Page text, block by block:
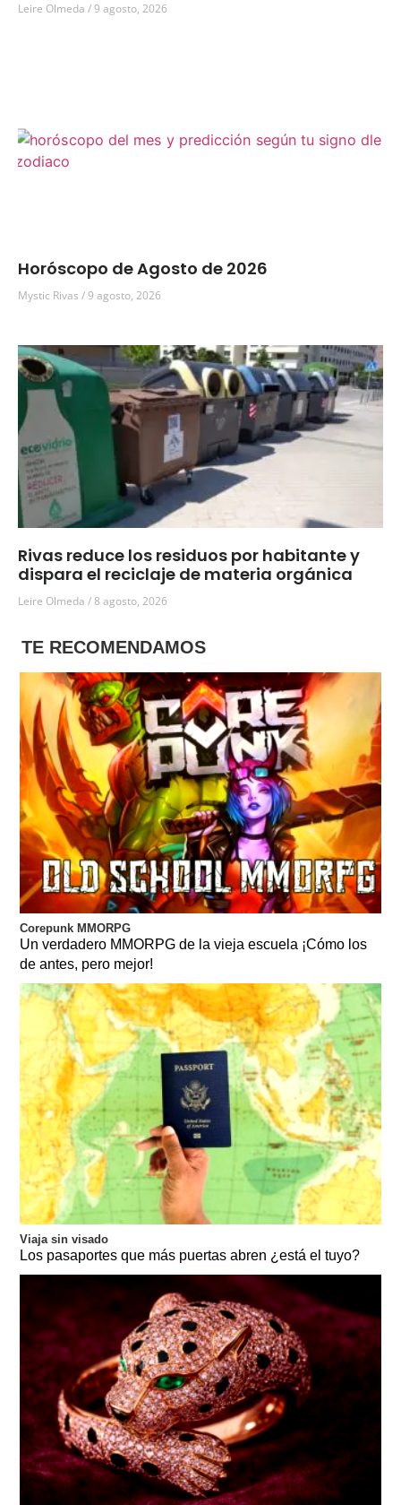
Leire Olmeda 9 agosto, 2026
Horóscopo de Agosto de 2026
Mystic Rivas 9 agosto, 2026
Rivas reduce los residuos por habitante y
dispara el reciclaje de materia orgánica
Leire Olmeda 8 agosto, 2026
TE RECOMENDAMOS
Corepunk MMORPG
Un verdadero MMORPG de la vieja escuela ¡Cómo los
de antes, pero mejor!
Viaja sin visado
Los pasaportes que más puertas abren ¿está el tuyo?